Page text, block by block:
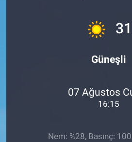
31
Güneşli
07 Ağustos
16:15
Nem: %28, Basınç: